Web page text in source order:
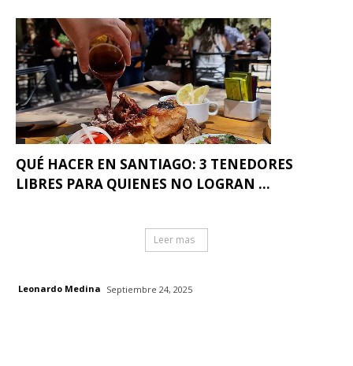
QUÉ HACER EN SANTIAGO: 3 TENEDORES
LIBRES PARA QUIENES NO LOGRAN ...
Leer mas
Leonardo Medina Septiembre 24, 2025